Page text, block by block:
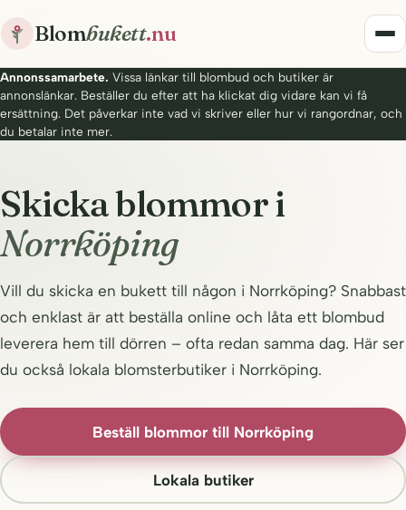
Blombukett.nu
Annonssamarbete. Vissa länkar till blombud och butiker är
annonslänkar. Beställer du efter att ha klickat dig vidare kan vi få
ersättning. Det påverkar inte vad vi skriver eller hur vi rangordnar, och
du betalar inte mer.
Skicka blommor i
Norrköping
Vill du skicka en bukett till någon i Norrköping? Snabbast
och enklast är att beställa online och låta ett blombud
leverera hem till dörren – ofta redan samma dag. Här ser
du också lokala blomsterbutiker i Norrköping.
Beställ blommor till Norrköping
Lokala butiker